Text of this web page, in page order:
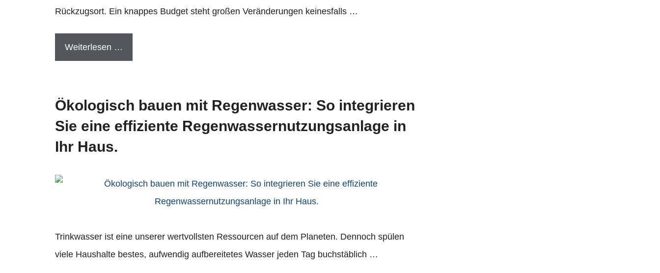
Rückzugsort. Ein knappes Budget steht großen Veränderungen keinesfalls …
Weiterlesen …
Ökologisch bauen mit Regenwasser: So integrieren
Sie eine effiziente Regenwassernutzungsanlage in
Ihr Haus.
Trinkwasser ist eine unserer wertvollsten Ressourcen auf dem Planeten. Dennoch spülen
viele Haushalte bestes, aufwendig aufbereitetes Wasser jeden Tag buchstäblich …